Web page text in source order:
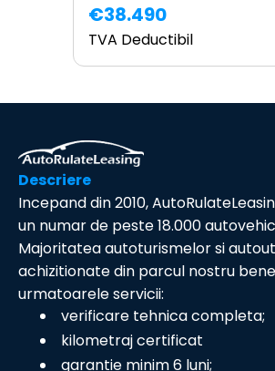
€38.490
TVA Deductibil
Descriere
Incepand din 2010,
un numar de peste 18.000
Majoritatea autoturismelor si
achizitionate din parcul nostru
urmatoarele servicii:
verificare tehnica completa;
kilometraj certificat
garantie minim 6 luni;